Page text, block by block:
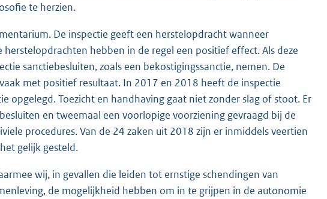
te herzien.
De inspectie geeft een herstelopdracht wanneer
hebben in de regel een positief effect. Als deze
sanctiebesluiten, zoals een bekostigingssanctie, nemen. De
met positief resultaat. In 2017 en 2018 heeft de inspectie
opgelegd. Toezicht en handhaving gaat niet zonder slag of stoot. Er
en tweemaal een voorlopige voorziening gevraagd bij de
procedures. Van de 24 zaken uit 2018 zijn er inmiddels veertien
gelijk gesteld.
wij, in gevallen die leiden tot ernstige schendingen van
de mogelijkheid hebben om in te grijpen in de autonomie